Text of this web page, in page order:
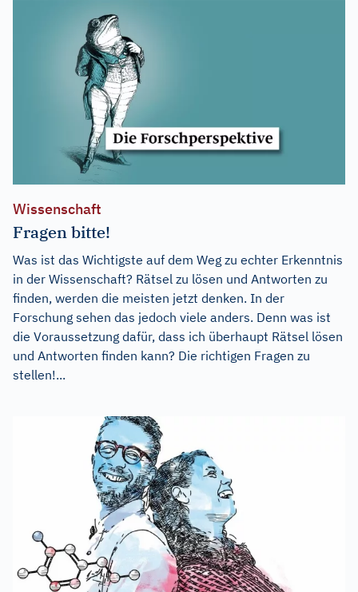
Wissenschaft
Fragen bitte!
Was ist das Wichtigste auf dem Weg zu echter Erkenntnis
in der Wissenschaft? Rätsel zu lösen und Antworten zu
finden, werden die meisten jetzt denken. In der
Forschung sehen das jedoch viele anders. Denn was ist
die Voraussetzung dafür, dass ich überhaupt Rätsel lösen
und Antworten finden kann? Die richtigen Fragen zu
stellen!...